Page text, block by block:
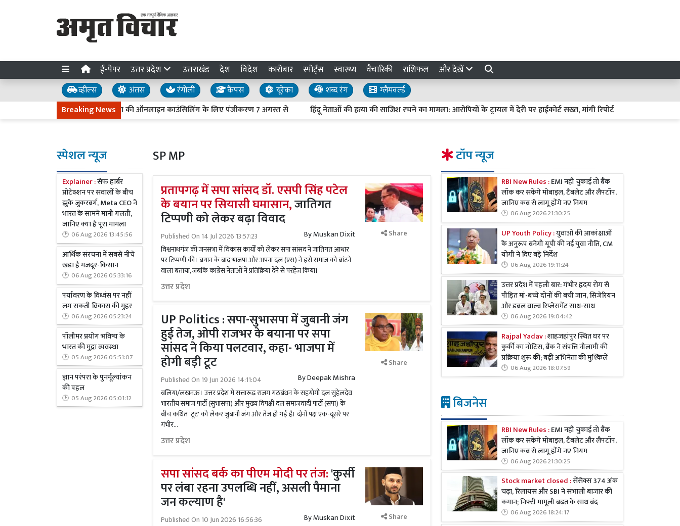
ई-पेपर उत्तर प्रदेश उत्तराखंड देश विदेश कारोबार स्पोर्ट्स स्वास्थ्य वैचारिकी राशिफल और देखें
व्हील्स अंतस रंगोली कैंपस यूरेका शब्द रंग
ग्लैमवर्ल्ड
Breaking News
नीट यूजी-2026: प्रथम चरण की ऑनलाइन काउंसिलिंग के लिए पंजीकरण 7 अगस्त से हिंदू नेताओं की हत्या की साजिश रचने का मामला: आरोपियों के ट्रायल में देरी पर हाईकोर्ट सख्त, मांगी रिपोर्ट कंपनी और कर्मचारी
स्पेशल न्यूज
Explainer :सेफ हार्बर
प्रोटेक्शन पर सवालों के बीच
झुके जुकरबर्ग, Meta CEO ने
भारत के सामने मानी गलती,
जानिए क्या है पूरा मामला
06 Aug 2026 13:45:56
आर्थिक संरचना में सबसे नीचे
खड़ा है मजदूर-किसान
06 Aug 2026 05:33:16
पर्यावरण के विध्वंस पर नहीं
लग सकती विकास की मुहर
06 Aug 2026 05:23:24
पॉलीमर प्रयोग भविष्य के
भारत की मुद्रा व्यवस्था
05 Aug 2026 05:51:07
ज्ञान परंपरा के पुनर्मूल्यांकन
की पहल
05 Aug 2026 05:01:12
SP MP
प्रतापगढ़ में सपा सांसद डॉ. एसपी सिंह पटेल
के बयान पर सियासी घमासान,जातिगत
टिप्पणी को लेकर बढ़ा विवाद
Published On 14 Jul 2026 13:57:23 ByMuskan Dixit
विश्वनाथगंज की जनसभा में विकास कार्यों को लेकर सपा सांसद ने जातिगत आधार
पर टिप्पणी की। बयान के बाद भाजपा और अपना दल (एस) ने इसे समाज को बांटने
वाला बताया, जबकि कांग्रेस नेताओं ने प्रतिक्रिया देने से परहेज किया।
उत्तर प्रदेश
Share
UP Politics : सपा-सुभासपा में जुबानी जंग
हुई तेज, ओपी राजभर के बयाना पर सपा
सांसद ने किया पलटवार, कहा- भाजपा में
होगी बड़ी टूट
Published On 19 Jun 2026 14:11:04 ByDeepak Mishra
बलिया/लखनऊ। उत्तर प्रदेश में सत्तारूढ़ राजग गठबंधन के सहयोगी दल सुहेलदेव
भारतीय समाज पार्टी (सुभासपा) और मुख्य विपक्षी दल समाजवादी पार्टी (सपा) के
बीच कथित 'टूट' को लेकर जुबानी जंग और तेज हो गई है। दोनों पक्ष एक-दूसरे पर
गंभीर...
उत्तर प्रदेश
Share
सपा सांसद बर्क का पीएम मोदी पर तंज:'कुर्सी
पर लंबा रहना उपलब्धि नहीं, असली पैमाना
जन कल्याण है'
Published On 10 Jun 2026 16:56:36 ByMuskan Dixit Share
टॉप न्यूज
RBI New Rules :EMI नहीं चुकाई तो बैंक
लॉक कर सकेंगे मोबाइल, टैबलेट और लैपटॉप,
जानिए कब से लागू होंगे नए नियम
06 Aug 2026 21:30:25
UP Youth Policy :युवाओं की आकांक्षाओं
के अनुरूप बनेगी यूपी की नई युवा नीति, CM
योगी ने दिए बड़े निर्देश
06 Aug 2026 19:11:24
उत्तर प्रदेश में पहली बार: गंभीर हृदय रोग से
पीड़ित मां-बच्चे दोनों की बची जान, सिजेरियन
और डबल वाल्व रिप्लेसमेंट साथ-साथ
06 Aug 2026 19:04:42
Rajpal Yadav :शाहजहांपुर स्थित घर पर
कुर्की का नोटिस, बैंक ने संपत्ति नीलामी की
प्रक्रिया शुरू की; बढ़ीं अभिनेता की मुश्किलें
06 Aug 2026 18:07:59
बिजनेस
RBI New Rules :EMI नहीं चुकाई तो बैंक
लॉक कर सकेंगे मोबाइल, टैबलेट और लैपटॉप,
जानिए कब से लागू होंगे नए नियम
06 Aug 2026 21:30:25
Stock market closed :सेंसेक्स 374 अंक
चढ़ा, रिलायंस और SBI ने संभाली बाजार की
कमान; निफ्टी मामूली बढ़त के साथ बंद
06 Aug 2026 18:24:17